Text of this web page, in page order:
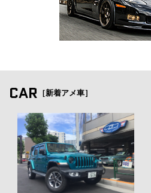
CAR ［新着アメ車］